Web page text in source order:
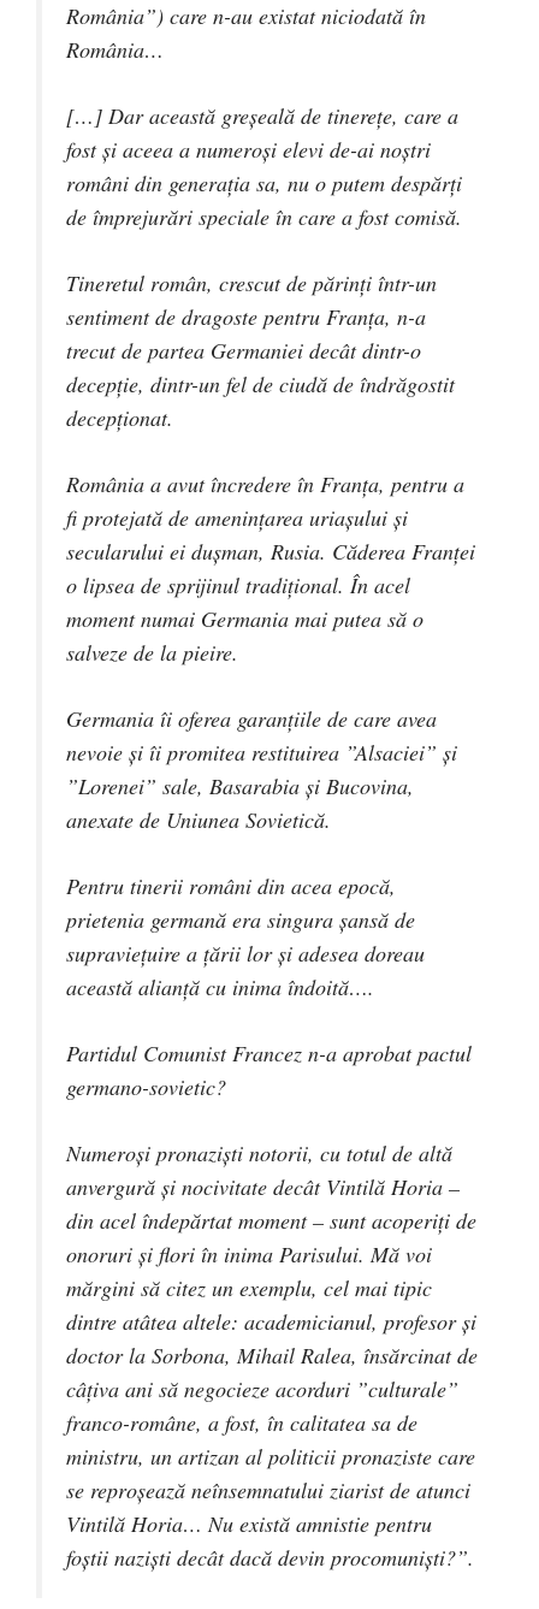
România”) care n-au existat niciodată în
România…
[…] Dar această greșeală de tinerețe, care a
fost și aceea a numeroși elevi de-ai noștri
români din generația sa, nu o putem despărți
de împrejurări speciale în care a fost comisă.
Tineretul român, crescut de părinți într-un
sentiment de dragoste pentru Franța, n-a
trecut de partea Germaniei decât dintr-o
decepție, dintr-un fel de ciudă de îndrăgostit
decepționat.
România a avut încredere în Franța, pentru a
fi protejată de amenințarea uriașului și
secularului ei dușman, Rusia. Căderea Franței
o lipsea de sprijinul tradițional. În acel
moment numai Germania mai putea să o
salveze de la pieire.
Germania îi oferea garanțiile de care avea
nevoie și îi promitea restituirea ”Alsaciei” și
”Lorenei” sale, Basarabia și Bucovina,
anexate de Uniunea Sovietică.
Pentru tinerii români din acea epocă,
prietenia germană era singura șansă de
supraviețuire a țării lor și adesea doreau
această alianță cu inima îndoită….
Partidul Comunist Francez n-a aprobat pactul
germano-sovietic?
Numeroși pronaziști notorii, cu totul de altă
anvergură și nocivitate decât Vintilă Horia –
din acel îndepărtat moment – sunt acoperiți de
onoruri și flori în inima Parisului. Mă voi
mărgini să citez un exemplu, cel mai tipic
dintre atâtea altele: academicianul, profesor și
doctor la Sorbona, Mihail Ralea, însărcinat de
câțiva ani să negocieze acorduri ”culturale”
franco-române, a fost, în calitatea sa de
ministru, un artizan al politicii pronaziste care
se reproșează neînsemnatului ziarist de atunci
Vintilă Horia… Nu există amnistie pentru
foștii naziști decât dacă devin procomuniști?”.